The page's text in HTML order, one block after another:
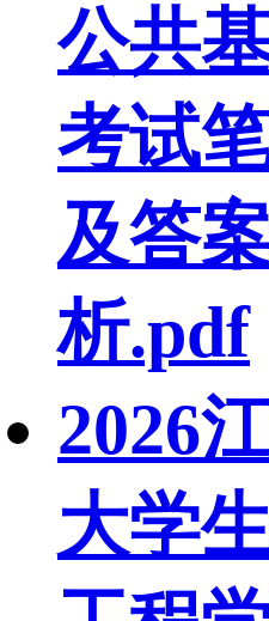
公共
考试
及答
析.pdf
2026
大学